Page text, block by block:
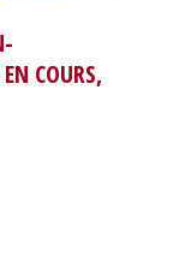
COURS,